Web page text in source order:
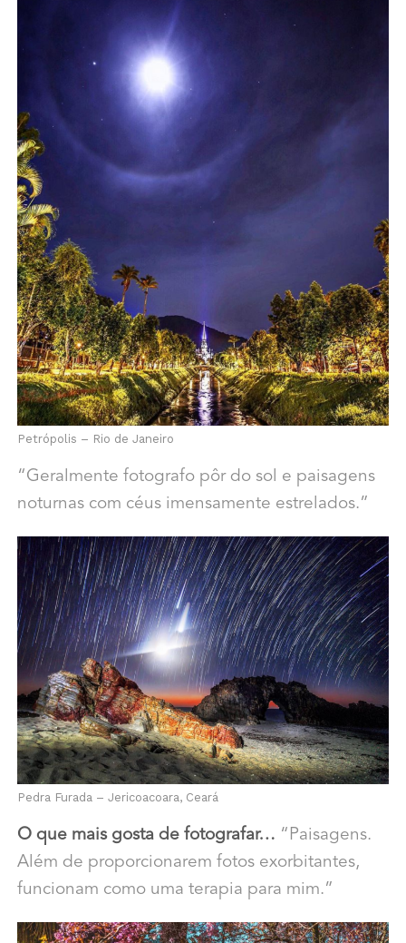
Petrópolis – Rio de Janeiro
“Geralmente fotografo pôr do sol e paisagens
noturnas com céus imensamente estrelados.”
Pedra Furada – Jericoacoara, Ceará
O que mais gosta de fotografar… “Paisagens.
Além de proporcionarem fotos exorbitantes,
funcionam como uma terapia para mim.”